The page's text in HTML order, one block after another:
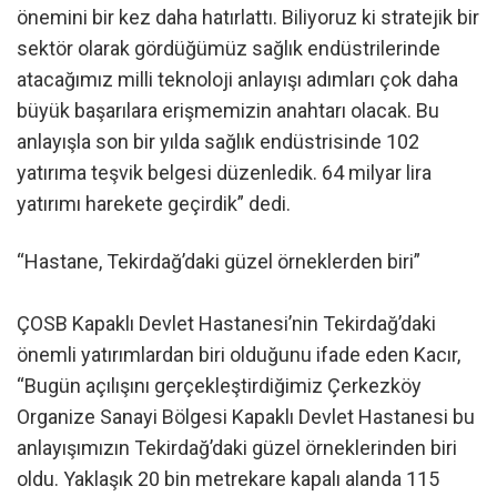
önemini bir kez daha hatırlattı. Biliyoruz ki stratejik bir
sektör olarak gördüğümüz sağlık endüstrilerinde
atacağımız milli teknoloji anlayışı adımları çok daha
büyük başarılara erişmemizin anahtarı olacak. Bu
anlayışla son bir yılda sağlık endüstrisinde 102
yatırıma teşvik belgesi düzenledik. 64 milyar lira
yatırımı harekete geçirdik” dedi.
“Hastane, Tekirdağ’daki güzel örneklerden biri”
ÇOSB Kapaklı Devlet Hastanesi’nin Tekirdağ’daki
önemli yatırımlardan biri olduğunu ifade eden Kacır,
“Bugün açılışını gerçekleştirdiğimiz Çerkezköy
Organize Sanayi Bölgesi Kapaklı Devlet Hastanesi bu
anlayışımızın Tekirdağ’daki güzel örneklerinden biri
oldu. Yaklaşık 20 bin metrekare kapalı alanda 115